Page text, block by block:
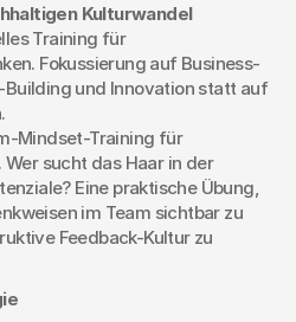
Kulturwandel
Training für
Fokussierung auf Business-
und Innovation statt auf
Mindset-Training für
sucht das Haar in der
Eine praktische Übung,
im Team sichtbar zu
Feedback-Kultur zu